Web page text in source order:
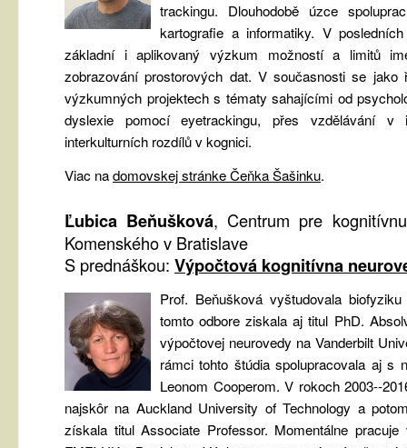
trackingu. Dlouhodobě úzce
kartografie a informatiky. V
základní i aplikovaný výzkum možností a limitů
zobrazování prostorových dat. V současnosti se jako
výzkumných projektech s tématy sahajícími od
dyslexie pomocí eyetrackingu, přes vzdělávání
interkulturních rozdílů v kognici.
Viac nadomovskej stránke Čeňka Šašinku.
Ľubica Beňušková, Centrum pre
Komenského v Bratislave
S prednáškou: Výpočtová kognitívna
Prof. Beňušková vyštudovala
tomto odbore ziskala aj titul PhD.
výpočtovej neurovedy na Vanderbilt
rámci tohto štúdia spolupracovala aj s
Leonom Cooperom. V rokoch 2003--
najskôr na Auckland University of Technology a
získala titul Associate Professor. Momentálne